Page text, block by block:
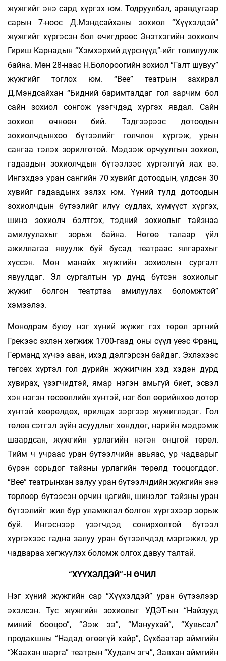
жүжгийг энэ сард хүргэх юм. Тодруулбал, аравдугаар
сарын 7-ноос Д.Мэндсайханы зохиол “Хүүхэлдэй”
жүжгийг хүргэсэн бол өчигдрөөс Энэтхэгийн зохиолч
Гириш Карнадын “Хэмхэрхий дүрснүүд”-ийг толилуулж
байна. Мөн 28-наас Н.Болороогийн зохиол “Галт шувуу”
жүжгийг тоглох юм. “Bee” театрын захирал
Д.Мэндсайхан “Бидний баримталдаг гол зарчим бол
сайн зохиол сонгож үзэгчдэд хүргэх явдал. Сайн
зохиол өчнөөн бий. Тэдгээрээс дотоодын
зохиолчдынхоо бүтээлийг голчлон хүргэж, урын
сангаа тэлэх зорилготой. Мэдээж орчуулгын зохиол,
гадаадын зохиолчдын бүтээлээс хүргэлгүй яах вэ.
Ингэхдээ уран сангийн 70 хувийг дотоодын, үлдсэн 30
хувийг гадаадынх эзлэх юм. Үүний тулд дотоодын
зохиолчдын бүтээлийг илүү судлах, хүмүүст хүргэх,
шинэ зохиолч бэлтгэх, тэдний зохиолыг тайзнаа
амилуулахыг зорьж байна. Нөгөө талаар үйл
ажиллагаа явуулж буй бусад театраас ялгарахыг
хүссэн. Мөн манайх жүжгийн зохиолын сургалт
явуулдаг. Эл сургалтын үр дүнд бүтсэн зохиолыг
жүжиг болгон театртаа амилуулах боломжтой”
хэмээлээ.
Монодрам буюу нэг хүний жүжиг гэх төрөл эртний
Грекээс эхлэн хөгжиж 1700-гаад оны сүүл үеэс Франц,
Германд хүчээ аван, ихэд дэлгэрсэн байдаг. Эхлэхээс
төгсөх хүртэл гол дүрийн жүжигчин хэд хэдэн дүрд
хувирах, үзэгчидтэй, ямар нэгэн амьгүй биет, эсвэл
хэн нэгэн төсөөллийн хүнтэй, нэг бол өөрийнхөө дотор
хүнтэй хөөрөлдөх, ярилцах зэргээр жүжиглэдэг. Гол
төлөв сэтгэл зүйн асуудлыг хөнддөг, нарийн мэдрэмж
шаардсан, жүжгийн урлагийн нэгэн онцгой төрөл.
Тийм ч учраас уран бүтээлчийн авьяас, ур чадварыг
бүрэн сорьдог тайзны урлагийн төрөлд тооцогддог.
“Bee” театрынхан залуу уран бүтээлчдийн жүжгийн энэ
төрлөөр бүтээсэн орчин цагийн, шинэлэг тайзны уран
бүтээлийг жил бүр уламжлал болгон хүргэхээр зорьж
буй. Ингэснээр үзэгчдэд сонирхолтой бүтээл
хүргэхээс гадна залуу уран бүтээлчдэд мэргэжил, ур
чадвараа хөгжүүлэх боломж олгох давуу талтай.
“ХҮҮХЭЛДЭЙ”-Н ӨЧИЛ
Нэг хүний жүжгийн сар “Хүүхэлдэй” уран бүтээлээр
эхэлсэн. Тус жүжгийн зохиолыг УДЭТ-ын “Найзууд
миний бооцоо”, “Ээж ээ”, “Мануухай”, “Хувьсал”
продакшны “Надад өгөөгүй хайр”, Сүхбаатар аймгийн
“Жаахан шарга” театрын “Худалч эгч”, Завхан аймгийн